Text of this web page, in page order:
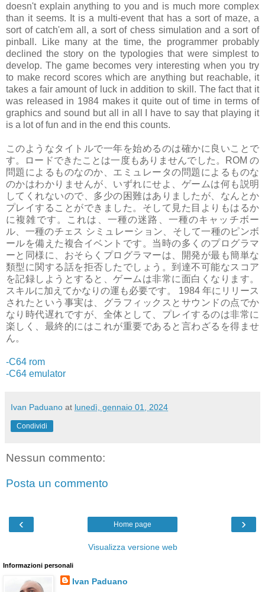
doesn't explain anything to you and is much more complex
than it seems. It is a multi-event that has a sort of maze, a
sort of catch'em all, a sort of chess simulation and a sort of
pinball. Like many at the time, the programmer probably
declined the story on the typologies that were simplest to
develop. The game becomes very interesting when you try
to make record scores which are anything but reachable, it
takes a fair amount of luck in addition to skill. The fact that it
was released in 1984 makes it quite out of time in terms of
graphics and sound but all in all I have to say that playing it
is a lot of fun and in the end this counts.
このようなタイトルで一年を始めるのは確かに良いことで
す。ロードできたことは一度もありませんでした。ROM の
問題によるものなのか、エミュレータの問題によるものな
のかはわかりませんが、いずれにせよ、ゲームは何も説明
してくれないので、多少の困難はありましたが、なんとか
プレイすることができました。そして見た目よりもはるか
に複雑です。これは、一種の迷路、一種のキャッチボー
ル、一種のチェス シミュレーション、そして一種のピンボ
ールを備えた複合イベントです。当時の多くのプログラマ
ーと同様に、おそらくプログラマーは、開発が最も簡単な
類型に関する話を拒否したでしょう。到達不可能なスコア
を記録しようとすると、ゲームは非常に面白くなります。
スキルに加えてかなりの運も必要です。 1984 年にリリース
されたという事実は、グラフィックスとサウンドの点でか
なり時代遅れですが、全体として、プレイするのは非常に
楽しく、最終的にはこれが重要であると言わざるを得ませ
ん。
-C64 rom
-C64 emulator
Ivan Paduano at lunedì, gennaio 01, 2024
Condividi
Nessun commento:
Posta un commento
‹ ›
Home page
Visualizza versione web
Informazioni personali
Ivan Paduano